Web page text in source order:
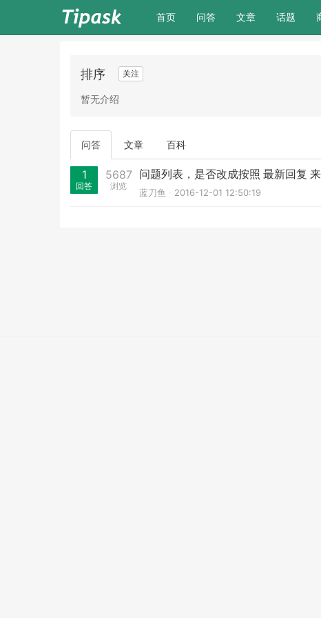
首页(current)
问答 文章 话题
排序 关注
暂无介绍
问答 文章 百科
1
回答
5687
浏览
问题列表，是否改成按照 最新回复
蓝刀鱼
2016-12-01 12:50:19